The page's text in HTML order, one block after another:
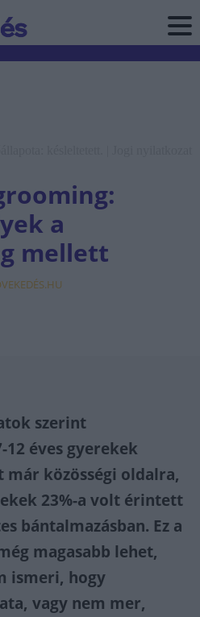
a
mellett
szerint
12 éves gyerekek
közösségi oldalra,
23%-a volt érintett
bántalmazásban. Ez a
magasabb lehet,
ismeri, hogy
vagy nem mer,